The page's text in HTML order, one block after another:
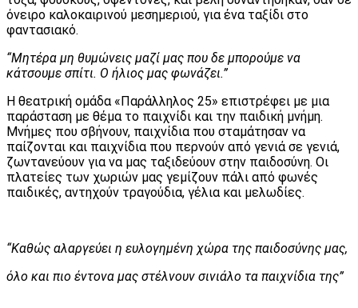
όνειρο καλοκαιρινού μεσημεριού, για ένα ταξίδι στο
φαντασιακό.
“Μητέρα μη θυμώνεις μαζί μας που δε μπορούμε να
κάτσουμε σπίτι. Ο ήλιος μας φωνάζει.”
Η θεατρική ομάδα «Παράλληλος 25» επιστρέφει με μια
παράσταση με θέμα το παιχνίδι και την παιδική μνήμη.
Μνήμες που σβήνουν, παιχνίδια που σταμάτησαν να
παίζονται και παιχνίδια που περνούν από γενιά σε γενιά,
ζωντανεύουν για να μας ταξιδεύουν στην παιδοσύνη. Οι
πλατείες των χωριών μας γεμίζουν πάλι από φωνές
παιδικές, αντηχούν τραγούδια, γέλια και μελωδίες.
“Καθώς αλαργεύει η ευλογημένη χώρα της παιδοσύνης μας,
όλο και πιο έντονα μας στέλνουν σινιάλο τα παιχνίδια της”